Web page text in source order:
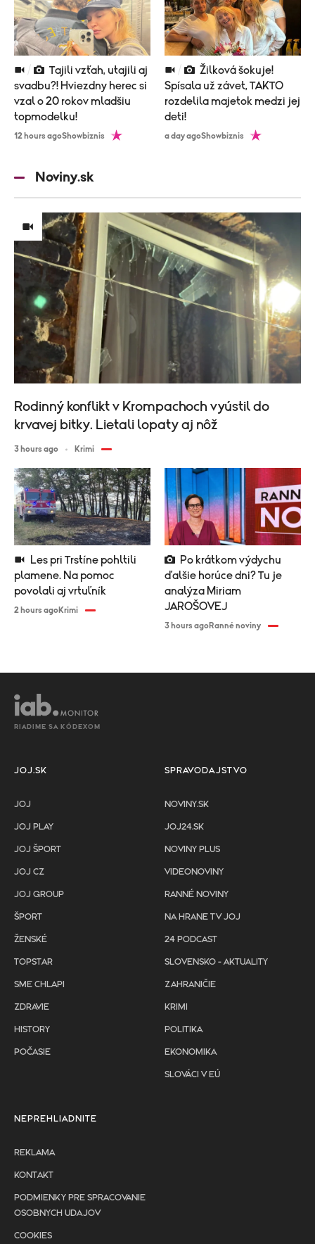
svadbu?! Hviezdny herec si
vzal o 20 rokov mladšiu
topmodelku!
12 hours agoShowbiznis
Spísala už závet, TAKTO
rozdelila majetok medzi jej
deti!
a day agoShowbiznis
Noviny.sk
plamene. Na pomoc
povolali aj vrtuľník
2 hours agoKrimi
ďalšie horúce dni? Tu je
analýza Miriam
JAROŠOVEJ
3 hours agoRanné noviny
Rodinný konflikt v Krompachoch vyústil do
krvavej bitky. Lietali lopaty aj nôž
3 hours ago Krimi
RIADIME SA KÓDEXOM
JOJ.SK
JOJ
JOJ PLAY
JOJ ŠPORT
JOJ CZ
JOJ GROUP
ŠPORT
ŽENSKÉ
TOPSTAR
SME CHLAPI
ZDRAVIE
HISTORY
POČASIE
SPRAVODAJSTVO
NOVINY.SK
JOJ24.SK
NOVINY PLUS
VIDEONOVINY
RANNÉ NOVINY
NA HRANE TV JOJ
24 PODCAST
SLOVENSKO - AKTUALITY
ZAHRANIČIE
KRIMI
POLITIKA
EKONOMIKA
SLOVÁCI V EÚ
NEPREHLIADNITE
REKLAMA
KONTAKT
PODMIENKY PRE SPRACOVANIE
OSOBNYCH UDAJOV
COOKIES